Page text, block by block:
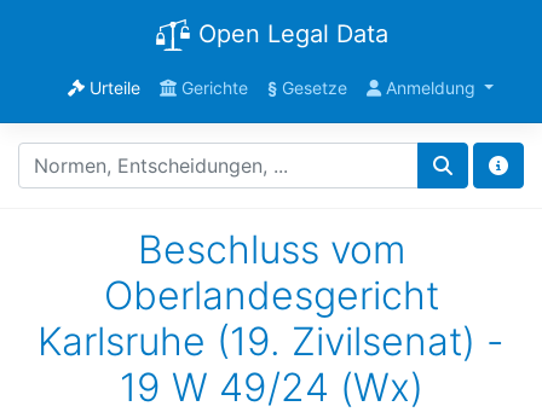
Open Legal Data
Urteile Gerichte §Gesetze Anmeldung
Beschluss vom
Oberlandesgericht
Karlsruhe (19. Zivilsenat) -
19 W 49/24 (Wx)